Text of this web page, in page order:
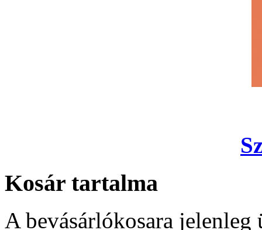
Kosár tartalma
A bevásárlókosara jelenleg